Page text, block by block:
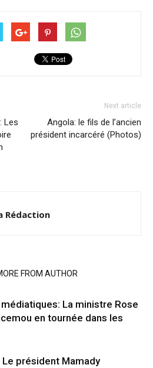
Les
Next article
Angola: le fils de l’ancien
président incarcéré (Photos)
Rédaction
FROM AUTHOR
La ministre Rose
en tournée dans les
Le président Mamady